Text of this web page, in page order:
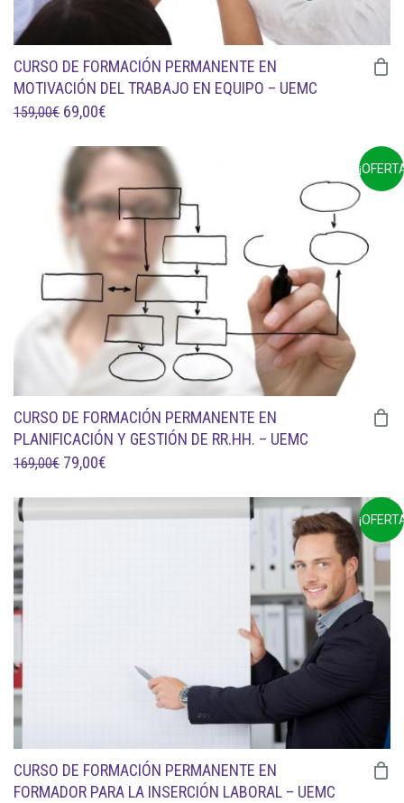
CURSO DE FORMACIÓN PERMANENTE EN
MOTIVACIÓN DEL TRABAJO EN EQUIPO – UEMC
159,00€ EL
ORIGINAL
ERA:
159,00€.
69,00€
ACTUAL
ES:
69,00€.
CURSO DE FORMACIÓN PERMANENTE EN
PLANIFICACIÓN Y GESTIÓN DE RR.HH. – UEMC
169,00€ EL
79,00€
CURSO DE FORMACIÓN PERMANENTE EN
FORMADOR PARA LA INSERCIÓN LABORAL – UEMC